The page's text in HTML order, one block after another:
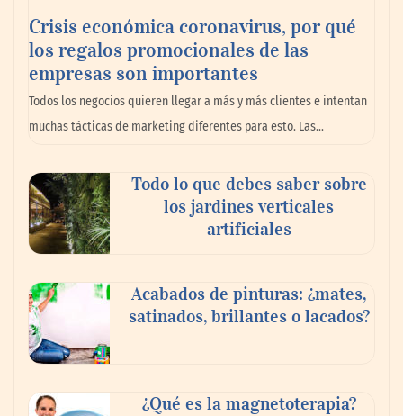
¿Cuándo y por qué debería contratar a un
abogado laboralista?
Aspectos a tener en cuenta para elegir el
Crisis económica coronavirus, por qué
los regalos promocionales de las
empresas son importantes
Todos los negocios quieren llegar a más y más clientes e intentan
muchas tácticas de marketing diferentes para esto. Las…
Todo lo que debes saber sobre
los jardines verticales
artificiales
Acabados de pinturas: ¿mates,
satinados, brillantes o lacados?
¿Qué es la magnetoterapia?